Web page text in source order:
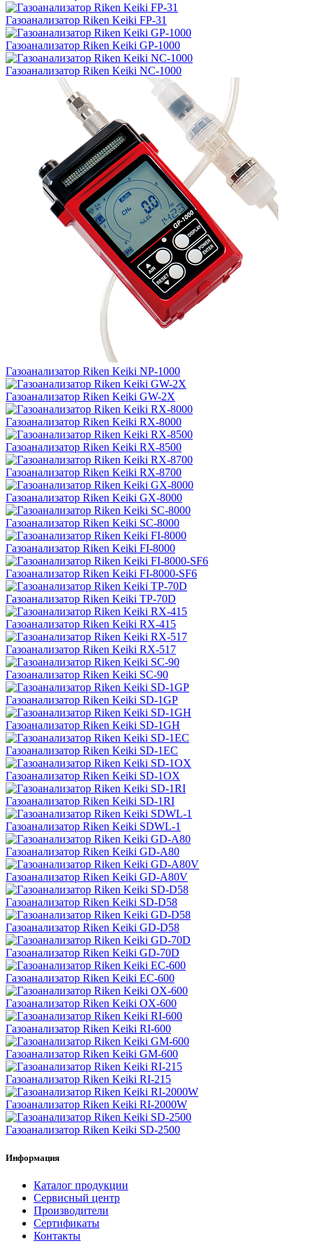
Газоанализатор Riken Keiki FP-31
Газоанализатор Riken Keiki GP-1000
Газоанализатор Riken Keiki NC-1000
Газоанализатор Riken Keiki NP-1000
Газоанализатор Riken Keiki GW-2X
Газоанализатор Riken Keiki RX-8000
Газоанализатор Riken Keiki RX-8500
Газоанализатор Riken Keiki RX-8700
Газоанализатор Riken Keiki GX-8000
Газоанализатор Riken Keiki SC-8000
Газоанализатор Riken Keiki FI-8000
Газоанализатор Riken Keiki FI-8000-SF6
Газоанализатор Riken Keiki TP-70D
Газоанализатор Riken Keiki RX-415
Газоанализатор Riken Keiki RX-517
Газоанализатор Riken Keiki SC-90
Газоанализатор Riken Keiki SD-1GP
Газоанализатор Riken Keiki SD-1GH
Газоанализатор Riken Keiki SD-1EC
Газоанализатор Riken Keiki SD-1OX
Газоанализатор Riken Keiki SD-1RI
Газоанализатор Riken Keiki SDWL-1
Газоанализатор Riken Keiki GD-A80
Газоанализатор Riken Keiki GD-A80V
Газоанализатор Riken Keiki SD-D58
Газоанализатор Riken Keiki GD-D58
Газоанализатор Riken Keiki GD-70D
Газоанализатор Riken Keiki EC-600
Газоанализатор Riken Keiki OX-600
Газоанализатор Riken Keiki RI-600
Газоанализатор Riken Keiki GM-600
Газоанализатор Riken Keiki RI-215
Газоанализатор Riken Keiki RI-2000W
Газоанализатор Riken Keiki SD-2500
Информация
Каталог продукции
Сервисный центр
Производители
Сертификаты
Контакты